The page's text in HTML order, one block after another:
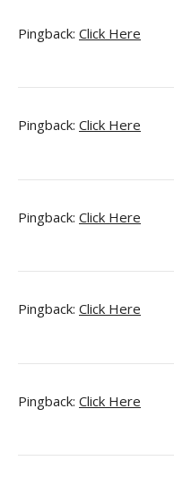
Pingback: Click Here
Pingback: Click Here
Pingback: Click Here
Pingback: Click Here
Pingback: Click Here